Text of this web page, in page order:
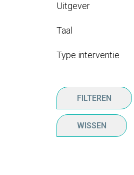
Uitgever
Taal
Type interventie
FILTEREN
WISSEN